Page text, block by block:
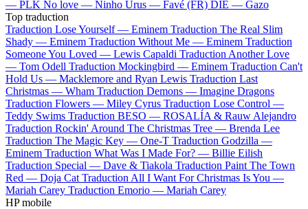
— PLK No love — Ninho Urus — Favé (FR) DIE — Gazo
Top traduction
Traduction Lose Yourself — Eminem Traduction The Real Slim
Shady — Eminem Traduction Without Me — Eminem Traduction
Someone You Loved — Lewis Capaldi Traduction Another Love
— Tom Odell Traduction Mockingbird — Eminem Traduction Can't
Hold Us — Macklemore and Ryan Lewis Traduction Last
Christmas — Wham Traduction Demons — Imagine Dragons
Traduction Flowers — Miley Cyrus Traduction Lose Control —
Teddy Swims Traduction BESO — ROSALÍA & Rauw Alejandro
Traduction Rockin' Around The Christmas Tree — Brenda Lee
Traduction The Magic Key — One-T Traduction Godzilla —
Eminem Traduction What Was I Made For? — Billie Eilish
Traduction Special — Dave & Tiakola Traduction Paint The Town
Red — Doja Cat Traduction All I Want For Christmas Is You —
Mariah Carey Traduction Emorio — Mariah Carey
HP mobile